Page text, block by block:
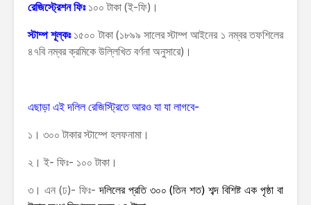
রেজিস্ট্রেশন ফিঃ১০০ টাকা (ই-ফি)।
স্টাম্প শূল্কঃ ১৫০০ টাকা (১৮৯৯ সালের স্টাম্প আইনের ১ নম্বর তফশিলের
৪৭বি নম্বর ক্রমিকে উল্লিখিত বর্ণনা অনুসারে)।
এছাড়া এই দলিল রেজিস্ট্রিতে আরও যা যা লাগবে-
১। ৩০০ টাকার স্টাম্পে হলফনামা।
২। ই- ফিঃ- ১০০ টাকা।
৩। এন (ঢ)- ফিঃ-দলিলের প্রতি ৩০০ (তিন শত) শব্দ বিশিষ্ট এক পৃষ্ঠা বা